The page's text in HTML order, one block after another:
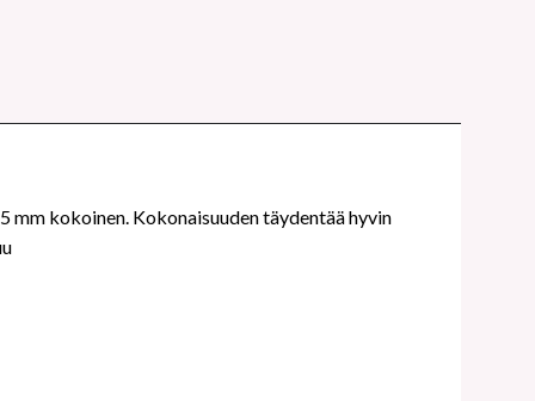
kokoinen. Kokonaisuuden täydentää hyvin